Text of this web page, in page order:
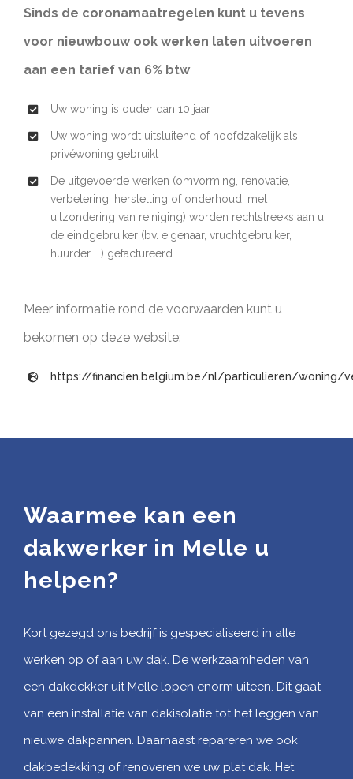
Sinds de coronamaatregelen kunt u tevens
voor nieuwbouw ook werken laten uitvoeren
aan een tarief van 6% btw
Uw woning is ouder dan 10 jaar
Uw woning wordt uitsluitend of hoofdzakelijk als
privéwoning gebruikt
De uitgevoerde werken (omvorming, renovatie,
verbetering, herstelling of onderhoud, met
uitzondering van reiniging) worden rechtstreeks aan u,
de eindgebruiker (bv. eigenaar, vruchtgebruiker,
huurder, …) gefactureerd.
Meer informatie rond de voorwaarden kunt u
bekomen op deze website:
https://financien.belgium.be/nl/particulieren/woning/
Waarmee kan een
dakwerker in Melle u
helpen?
Kort gezegd ons bedrijf is gespecialiseerd in alle
werken op of aan uw dak. De werkzaamheden van
een dakdekker uit Melle lopen enorm uiteen. Dit gaat
van een installatie van dakisolatie tot het leggen van
nieuwe dakpannen. Daarnaast repareren we ook
dakbedekking of renoveren we uw plat dak. Het